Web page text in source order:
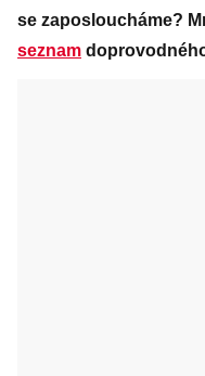
se zaposloucháme?
seznam